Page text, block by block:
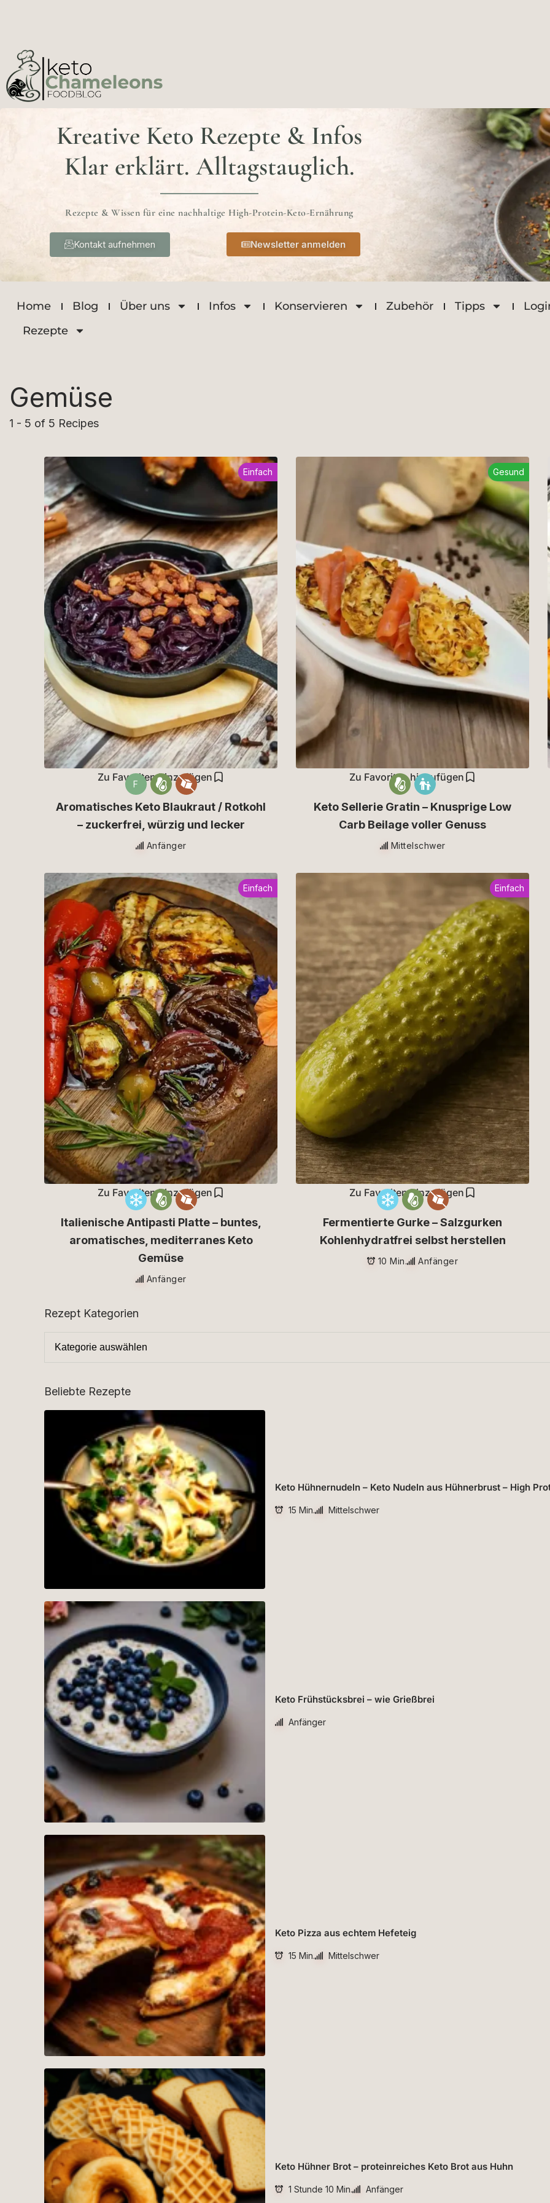
Kreative Keto Rezepte & Infos
Klar erklärt. Alltagstauglich.
Rezepte & Wissen für eine nachhaltige High-Protein-Keto-Ernährung
Kontakt aufnehmen Newsletter anmelden
Home Blog Über uns Infos Konservieren Zubehör Tipps
Rezepte
Gemüse
1 - 5 of 5 Recipes
Zu Favoriten hinzufügen
Einfach
F
Aromatisches Keto Blaukraut / Rotkohl
– zuckerfrei, würzig und lecker
Anfänger
Zu Favoriten hinzufügen
Gesund
Keto Sellerie Gratin – Knusprige Low
Carb Beilage voller Genuss
Mittelschwer
Zu Favoriten hinzufügen
Einfach
Italienische Antipasti Platte – buntes,
aromatisches, mediterranes Keto
Gemüse
Anfänger
Zu Favoriten hinzufügen
Einfach
Fermentierte Gurke – Salzgurken
Kohlenhydratfrei selbst herstellen
10 Min. Anfänger
Rezept Kategorien
Beliebte Rezepte
Keto Hühnernudeln – Keto Nudeln aus Hühnerbrust – High
15 Min. Mittelschwer
Keto Frühstücksbrei – wie Grießbrei
Anfänger
Keto Pizza aus echtem Hefeteig
15 Min. Mittelschwer
Keto Hühner Brot – proteinreiches Keto Brot aus Huhn
1 Stunde 10 Min. Anfänger